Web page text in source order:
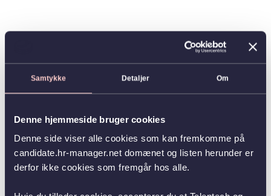
Samtykke Detaljer Om
Denne hjemmeside bruger cookies
Denne side viser alle cookies som kan fremkomme på
candidate.hr-manager.net domænet og listen herunder er
derfor ikke cookies som fremgår hos alle.